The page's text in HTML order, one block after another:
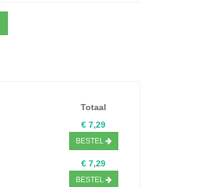
Totaal
€ 7,29
BESTEL
€ 7,29
BESTEL